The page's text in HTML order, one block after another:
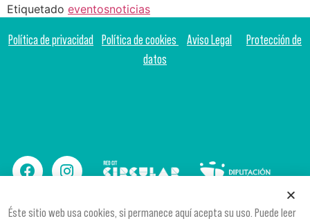
Etiquetado eventosnoticias
Política de privacidad Política de cookies Aviso Legal
Protección de
datos
Éste sitio web usa cookies, si permanece aquí acepta su uso. Puede leer